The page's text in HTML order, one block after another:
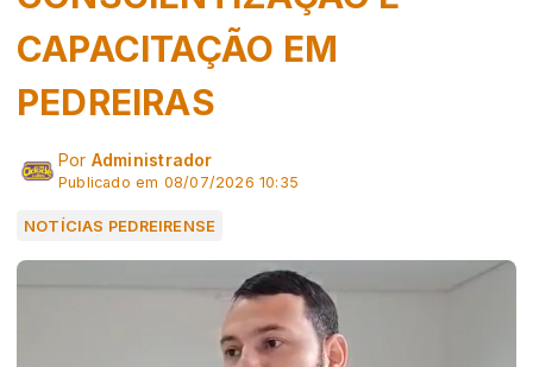
CAPACITAÇÃO EM
PEDREIRAS
Por Administrador
Publicado em 08/07/2026 10:35
NOTÍCIAS PEDREIRENSE